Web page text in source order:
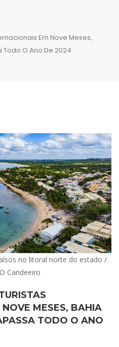
Em Nove Meses,
Todo O Ano De 2024
no litoral norte do estado /
Candeeiro
MESES, BAHIA
TODO O ANO